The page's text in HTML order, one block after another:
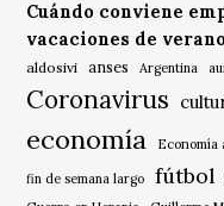
Cuándo conviene
vacaciones de
aldosivi anses Argentina
Coronavirus
economía
fin de semana largo fútbol